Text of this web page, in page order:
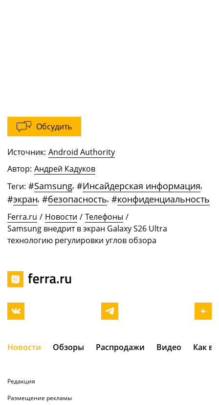
Обсудить
Источник: Android Authority
Автор: Андрей Кадуков
Теги: #Samsung, #Инсайдерская информация,
#экран, #безопасность, #конфиденциальность
Ferra.ru / Новости / Телефоны /
Samsung внедрит в экран Galaxy S26 Ultra
технологию регулировки углов обзора
Новости Обзоры Распродажи Видео Как
Редакция
Размещение рекламы